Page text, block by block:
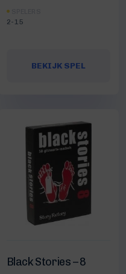
2-15
BEKIJK SPEL
Black Stories – 8